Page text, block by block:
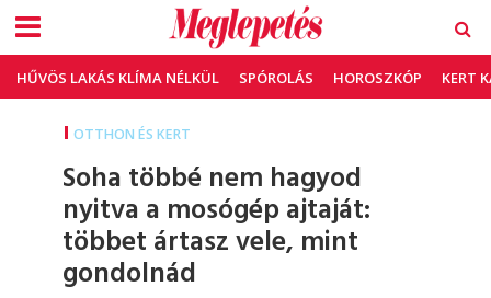
HŰVÖS LAKÁS KLÍMA NÉLKÜL SPÓROLÁS HOROSZKÓP KERT
OTTHON ÉS KERT
Soha többé nem hagyod
nyitva a mosógép ajtaját:
többet ártasz vele, mint
gondolnád